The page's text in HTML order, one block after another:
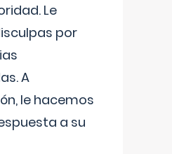
Le
por
A
le hacemos
a su